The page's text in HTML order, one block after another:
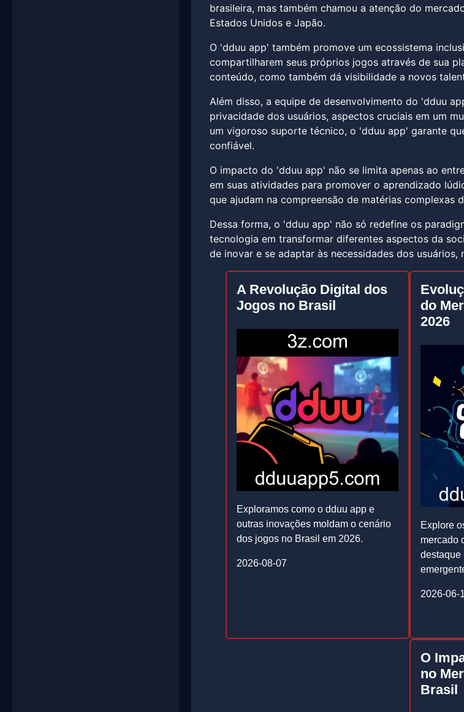
brasileira, mas também chamou a atenção do
Estados Unidos e Japão.
O 'dduu app' também promove um ecossistema
compartilharem seus próprios jogos através de sua
conteúdo, como também dá visibilidade a novos
Além disso, a equipe de desenvolvimento do 'dduu
privacidade dos usuários, aspectos cruciais em um
um vigoroso suporte técnico, o 'dduu app' garante
confiável.
O impacto do 'dduu app' não se limita apenas ao
em suas atividades para promover o aprendizado
que ajudam na compreensão de matérias complexas
Dessa forma, o 'dduu app' não só redefine os
tecnologia em transformar diferentes aspectos da
de inovar e se adaptar às necessidades dos
A Revolução Digital dos
Jogos no Brasil
Exploramos como o dduu app e
outras inovações moldam o cenário
dos jogos no Brasil em 2026.
2026-08-07
do
2026
Explore
mercado
destaque
2026-06-
O
no
Brasil